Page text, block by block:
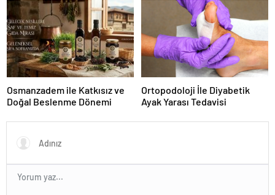
Osmanzadem ile Katkısız ve
Doğal Beslenme Dönemi
Ortopodoloji İle Diyabetik
Ayak Yarası Tedavisi